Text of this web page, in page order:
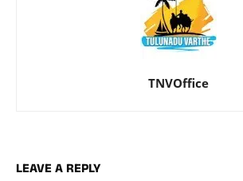
TNVOffice
LEAVE A REPLY